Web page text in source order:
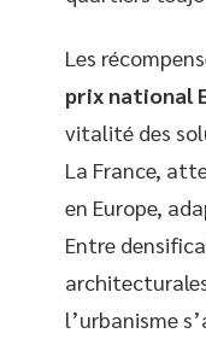
Les
prix national
vitalité des
La France,
en Europe,
Entre
l’urbanisme